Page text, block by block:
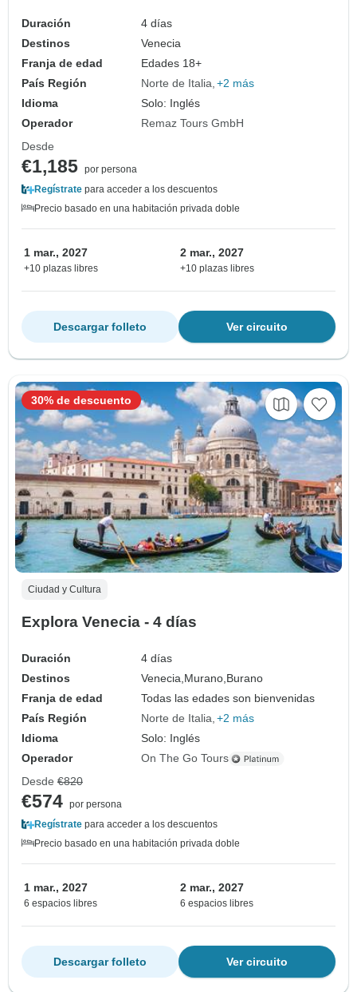
Duración
4 días
Destinos
Venecia
Franja de edad
Edades 18+
País Región
Norte de Italia +2 más
Idioma
Solo: Inglés
Operador
Remaz Tours GmbH
Desde
€1,185 por persona
Regístrate para acceder a los descuentos
Precio basado en una habitación privada doble
1 mar., 2027
+10 plazas libres
2 mar., 2027
+10 plazas libres
Ver circuito
Descargar folleto
Ciudad y Cultura
Explora Venecia - 4 días
Duración
4 días
Destinos
Venecia,Murano,Burano
Franja de edad
Todas las edades son bienvenidas
País Región
Norte de Italia +2 más
Idioma
Solo: Inglés
Operador
On The Go Tours
30% de descuento
Desde €820
€574 por persona
Regístrate para acceder a los descuentos
Precio basado en una habitación privada doble
1 mar., 2027
6 espacios libres
2 mar., 2027
6 espacios libres
Ver circuito
Descargar folleto